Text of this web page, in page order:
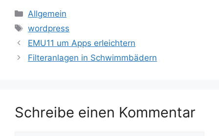
Kategorien
Allgemein
Schlagwörter
wordpress
EMU11 um Apps erleichtern
Filteranlagen in Schwimmbädern
Schreibe einen Kommentar